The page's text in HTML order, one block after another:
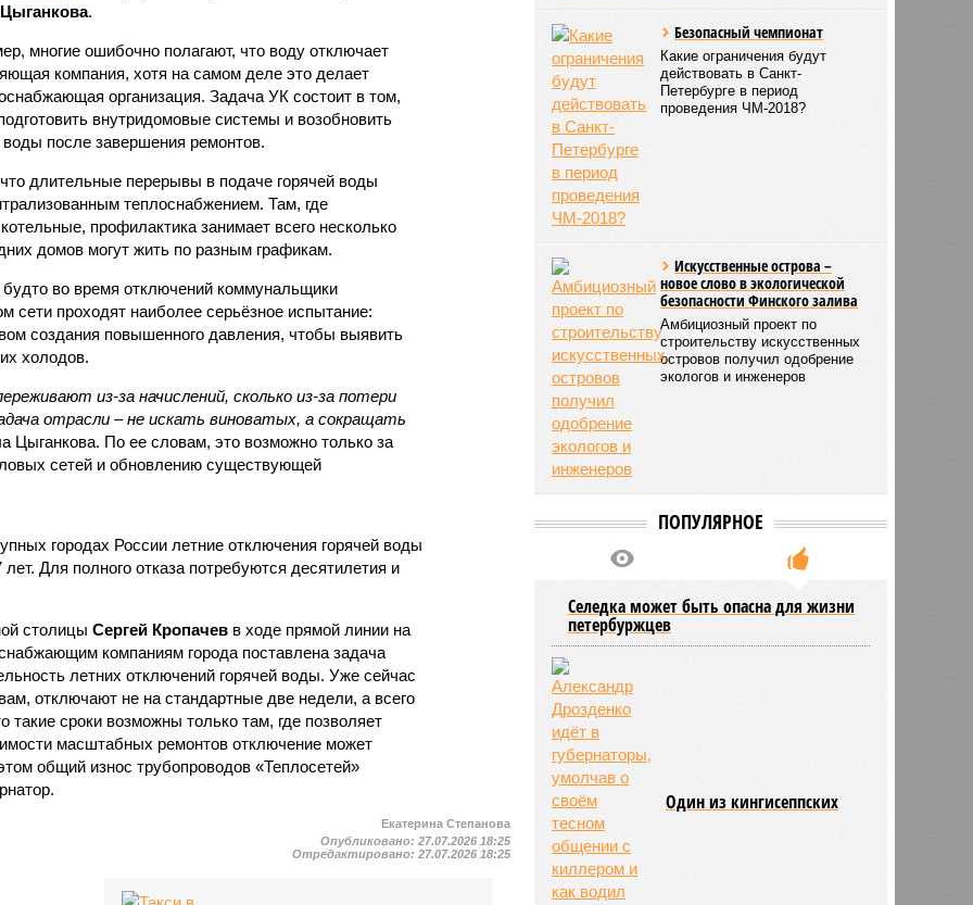
.
многие ошибочно полагают, что воду отключает
компания, хотя на самом деле это делает
организация. Задача УК состоит в том,
внутридомовые системы и возобновить
воды после завершения ремонтов.
длительные перерывы в подаче горячей воды
теплоснабжением. Там, где
профилактика занимает всего несколько
домов могут жить по разным графикам.
во время отключений коммунальщики
сети проходят наиболее серьёзное испытание:
создания повышенного давления, чтобы выявить
холодов.
из-за начислений, сколько из-за потери
отрасли – не искать виноватых, а сокращать
Цыганкова. По ее словам, это возможно только за
сетей и обновлению существующей
городах России летние отключения горячей воды
Для полного отказа потребуются десятилетия и
столицы Сергей Кропачевв ходе прямой линии на
компаниям города поставлена задача
летних отключений горячей воды. Уже сейчас
отключают не на стандартные две недели, а всего
сроки возможны только там, где позволяет
масштабных ремонтов отключение может
общий износ трубопроводов «Теплосетей»
Екатерина Степанова
Опубликовано:27.07.2026 18:25
Отредактировано:27.07.2026 18:25
Безопасный чемпионат
Какие ограничения будут
действовать в Санкт-
Петербурге в период
проведения ЧМ-2018?
Искусственные острова –
новое слово в экологической
безопасности Финского залива
Амбициозный проект по
строительству искусственных
островов получил одобрение
экологов и инженеров
ПОПУЛЯРНОЕ
Селедка может быть опасна для жизни
петербуржцев
Один из кингисеппских